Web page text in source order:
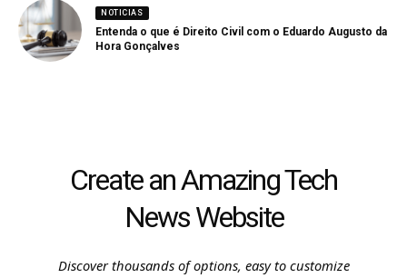
NOTICIAS
Entenda o que é Direito Civil com o Eduardo Augusto da
Hora Gonçalves
Create an Amazing Tech
News Website
Discover thousands of options, easy to customize